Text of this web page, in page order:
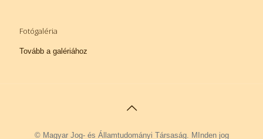
Fotógaléria
Tovább a galériához
© Magyar Jog- és Államtudományi Társaság. MInden jog